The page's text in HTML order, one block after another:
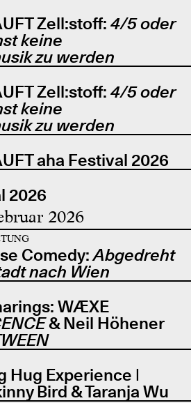
Zell:stoff: 4/5 oder
keine
zu werden
Zell:stoff: 4/5 oder
keine
zu werden
aha Festival 2026
2026
2026
Comedy:Abgedreht
nach Wien
WÆXE
& Neil Höhener
Hug Experience |
Bird & Taranja Wu